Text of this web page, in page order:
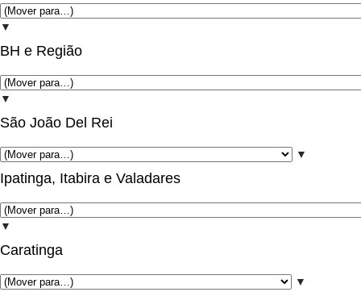
▼
BH e Região
▼
São João Del Rei
▼
Ipatinga, Itabira e Valadares
▼
Caratinga
▼